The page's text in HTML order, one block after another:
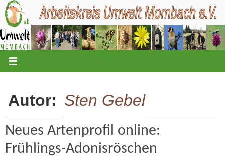
Zum
Inhalt
springen
Autor: Sten Gebel
Neues Artenprofil online:
Frühlings-Adonisröschen